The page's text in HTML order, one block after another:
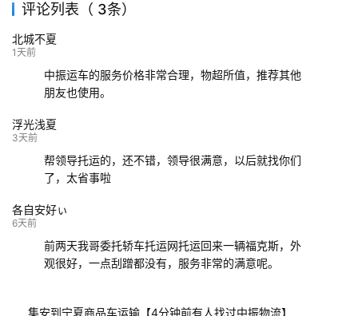
139****9233
评论列表（ 3条）
北城不夏
1天前
中振运车的服务价格非常合理，物超所值，推荐其他
朋友也使用。
浮光浅夏
3天前
帮领导托运的，还不错，领导很满意，以后就找你们
了，太省事啦
各自安好ぃ
6天前
前两天我哥委托轿车托运网托运回来一辆福克斯，外
观很好，一点刮蹭都没有，服务非常的满意呢。
集安到宁夏商品车运输【4分钟前有人找过中振物流】